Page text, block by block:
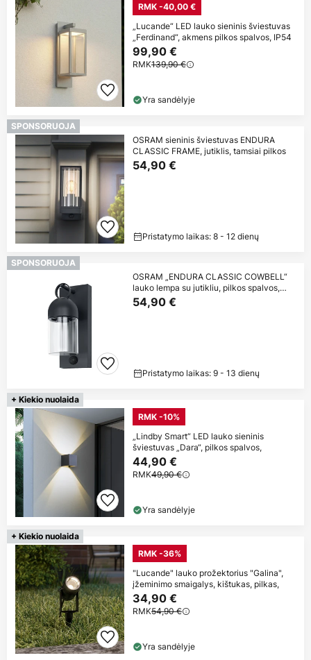
RMK -40,00 €
„Lucande“ LED lauko sieninis šviestuvas
„Ferdinand“, akmens pilkos spalvos, IP54
99,90 €
RMK139,90 €
Yra sandėlyje
SPONSORUOJA
OSRAM sieninis šviestuvas ENDURA
CLASSIC FRAME, jutiklis, tamsiai pilkos
54,90 €
Pristatymo laikas: 8 - 12 dienų
SPONSORUOJA
OSRAM „ENDURA CLASSIC COWBELL“
lauko lempa su jutikliu, pilkos spalvos,
IP65
54,90 €
Pristatymo laikas: 9 - 13 dienų
+ Kiekio nuolaida
RMK -10%
„Lindby Smart“ LED lauko sieninis
šviestuvas „Dara“, pilkos spalvos,
44,90 €
RMK49,90 €
Yra sandėlyje
+ Kiekio nuolaida
RMK -36%
"Lucande" lauko prožektorius "Galina",
įžeminimo smaigalys, kištukas, pilkas,
34,90 €
RMK54,90 €
Yra sandėlyje